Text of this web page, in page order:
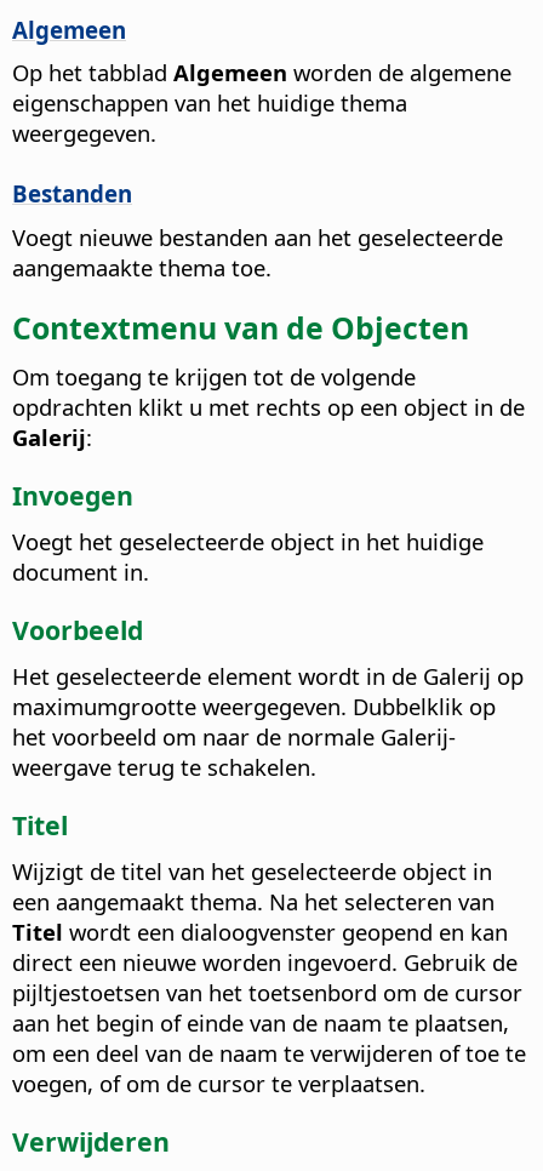
Algemeen
Op het tabblad Algemeen worden de algemene
eigenschappen van het huidige thema
weergegeven.
Bestanden
Voegt nieuwe bestanden aan het geselecteerde
aangemaakte thema toe.
Contextmenu van de Objecten
Om toegang te krijgen tot de volgende
opdrachten klikt u met rechts op een object in de
Galerij:
Invoegen
Voegt het geselecteerde object in het huidige
document in.
Voorbeeld
Het geselecteerde element wordt in de Galerij op
maximumgrootte weergegeven. Dubbelklik op
het voorbeeld om naar de normale Galerij-
weergave terug te schakelen.
Titel
Wijzigt de titel van het geselecteerde object in
een aangemaakt thema. Na het selecteren van
Titel wordt een dialoogvenster geopend en kan
direct een nieuwe worden ingevoerd. Gebruik de
pijltjestoetsen van het toetsenbord om de cursor
aan het begin of einde van de naam te plaatsen,
om een deel van de naam te verwijderen of toe te
voegen, of om de cursor te verplaatsen.
Verwijderen